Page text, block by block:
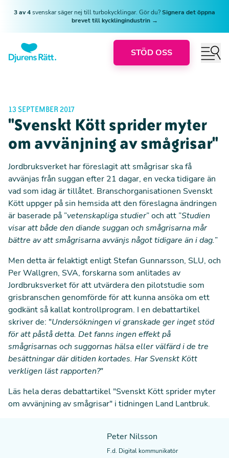
3 av 4svenskar säger nej till turbokycklingar. Gör du?Signera det öppna
brevet till kycklingindustrin →
STÖD OSS
13 SEPTEMBER 2017
"Svenskt Kött sprider myter
om avvänjning av smågrisar"
Jordbruksverket har föreslagit att smågrisar ska få
avvänjas från suggan efter 21 dagar, en vecka tidigare än
vad som idag är tillåtet. Branschorganisationen Svenskt
Kött uppger på sin hemsida att den föreslagna ändringen
är baserade på ”vetenskapliga studier” och att ”Studien
visar att både den diande suggan och smågrisarna mår
bättre av att smågrisarna avvänjs något tidigare än i dag.”
Men detta är felaktigt enligt Stefan Gunnarsson, SLU, och
Per Wallgren, SVA, forskarna som anlitades av
Jordbruksverket för att utvärderaden pilotstudie som
grisbranschen genomförde för att kunna ansöka om ett
godkänt så kallat kontrollprogram. I en debattartikel
skriver de: "Undersökningen vi granskade ger inget stöd
för att påstå detta. Det fanns ingen effekt på
smågrisarnas och suggornas hälsa eller välfärd i de tre
besättningar där ditiden kortades. Har Svenskt Kött
verkligen läst rapporten?"
Läs hela deras debattartikel "Svenskt Kött sprider myter
om avvänjning av smågrisar" i tidningen Land Lantbruk.
Peter Nilsson
F.d. Digital kommunikatör